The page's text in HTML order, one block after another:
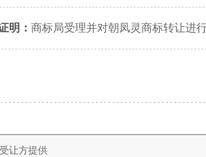
明： 商标局受理并对朝凤灵商标转让进
受让方提供